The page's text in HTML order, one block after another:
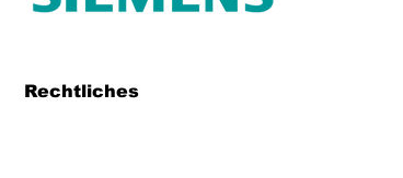
Rechtliches